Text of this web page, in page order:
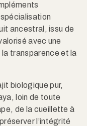
ancestral, issu de
avec une
transparence et la
biologique pur,
loin de toute
de la cueillette à
l’intégrité